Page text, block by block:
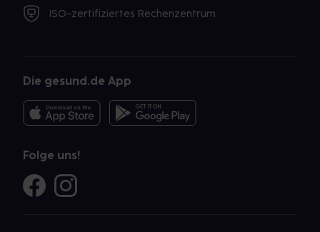
ISO-zertifiziertes Rechenzentrum
Die gesund.de App
Folge uns!